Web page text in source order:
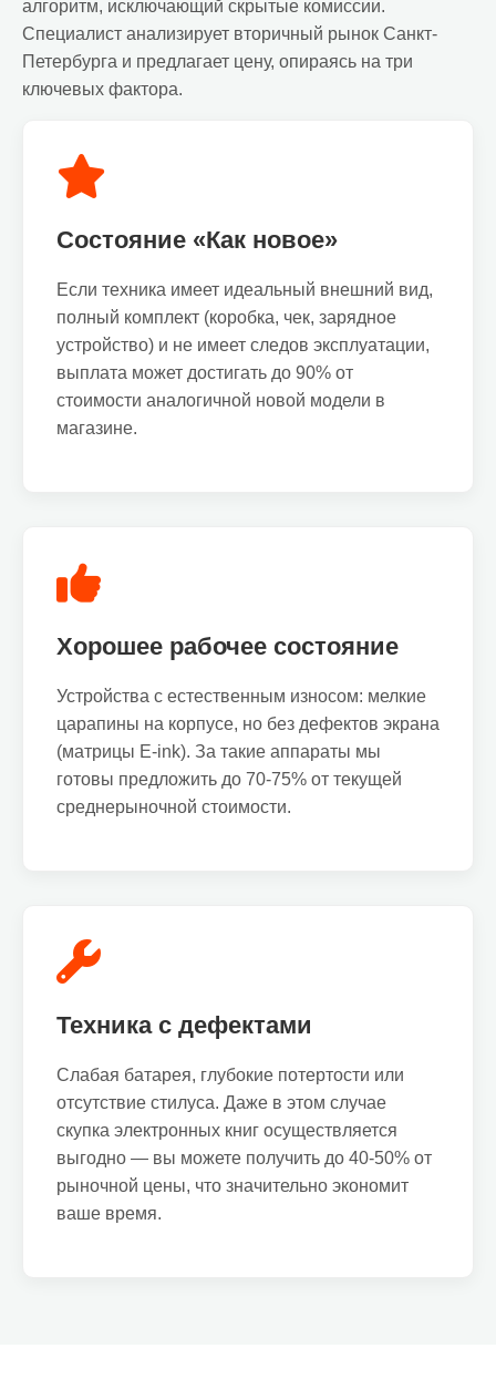
алгоритм, исключающий скрытые комиссии.
Специалист анализирует вторичный рынок Санкт-
Петербурга и предлагает цену, опираясь на три
ключевых фактора.
Состояние «Как новое»
Если техника имеет идеальный внешний вид,
полный комплект (коробка, чек, зарядное
устройство) и не имеет следов эксплуатации,
выплата может достигать до 90% от
стоимости аналогичной новой модели в
магазине.
Хорошее рабочее состояние
Устройства с естественным износом: мелкие
царапины на корпусе, но без дефектов экрана
(матрицы E-ink). За такие аппараты мы
готовы предложить до 70-75% от текущей
среднерыночной стоимости.
Техника с дефектами
Слабая батарея, глубокие потертости или
отсутствие стилуса. Даже в этом случае
скупка электронных книг осуществляется
выгодно — вы можете получить до 40-50% от
рыночной цены, что значительно экономит
ваше время.